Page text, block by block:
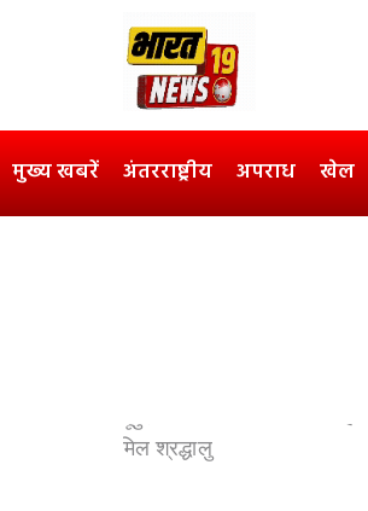
मुख्य खबरें अंतरराष्ट्रीय अपराध खेल